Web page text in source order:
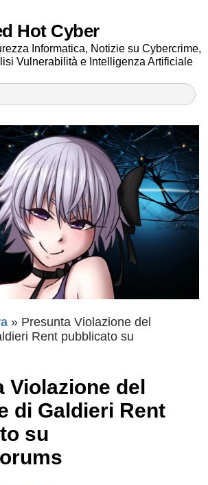
Hot Cyber
Informatica, Notizie su Cybercrime,
Vulnerabilità e Intelligenza Artificiale
» Presunta Violazione del
Rent pubblicato su
Violazione del
di Galdieri Rent
su